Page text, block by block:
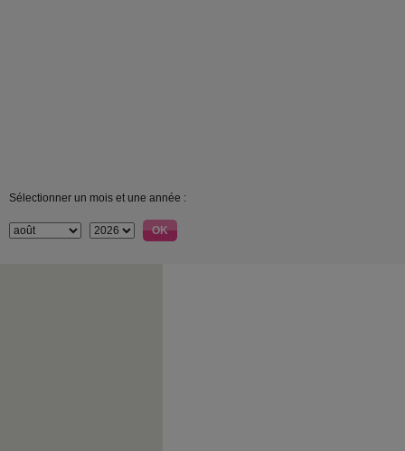
Sélectionner un mois et une année :